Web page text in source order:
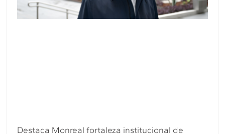
Destaca Monreal fortaleza institucional de